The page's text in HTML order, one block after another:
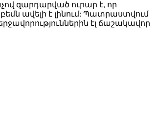
զարդարված ուրար է, որ
ավելի է լինում: Պատրաստվում
էլ ճաշակավոր